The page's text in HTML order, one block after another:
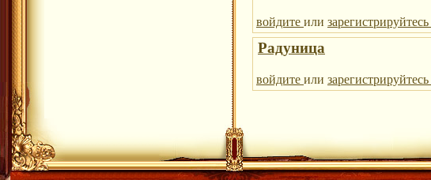
войдите или зарегистрируйтесь
Радуница
войдите или зарегистрируйтесь